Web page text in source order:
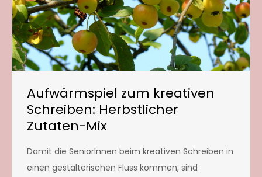
Aufwärmspiel zum kreativen
Schreiben: Herbstlicher
Zutaten-Mix
Damit die SeniorInnen beim kreativen Schreiben in
einen gestalterischen Fluss kommen, sind